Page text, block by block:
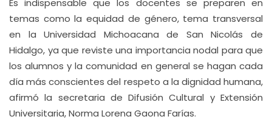
Es indispensable que los docentes se preparen en
temas como la equidad de género, tema transversal
en la Universidad Michoacana de San Nicolás de
Hidalgo, ya que reviste una importancia nodal para que
los alumnos y la comunidad en general se hagan cada
día más conscientes del respeto a la dignidad humana,
afirmó la secretaria de Difusión Cultural y Extensión
Universitaria, Norma Lorena Gaona Farías.